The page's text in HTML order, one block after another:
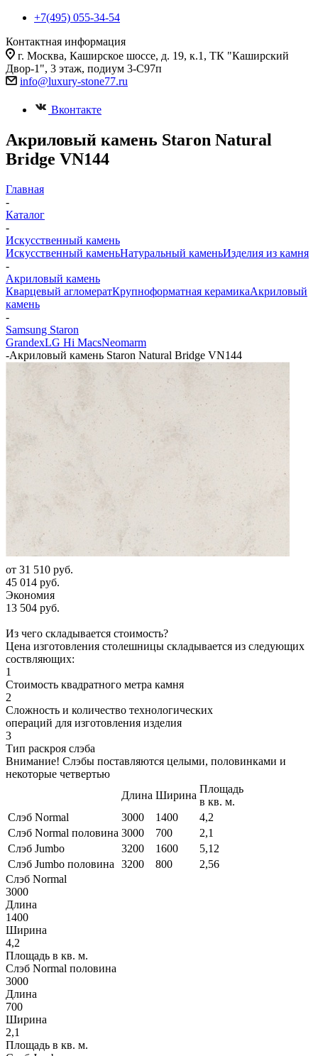
+7(495) 055-34-54
Контактная информация
г. Москва, Каширское шоссе, д. 19, к.1, ТК "Каширский
Двор-1", 3 этаж, подиум 3-С97п
info@luxury-stone77.ru
Вконтакте
Акриловый камень Staron Natural
Bridge VN144
Главная
-
Каталог
-
Искусственный камень
Искусственный каменьНатуральный каменьИзделия из камня
-
Акриловый камень
Кварцевый агломератКрупноформатная керамикаАкриловый
камень
-
Samsung Staron
GrandexLG Hi MacsNeomarm
-Акриловый камень Staron Natural Bridge VN144
от 31 510 руб.
45 014 руб.
Экономия
13 504 руб.
Из чего складывается стоимость?
Цена изготовления столешницы складывается из следующих
соствляющих:
1
Стоимость квадратного метра камня
2
Сложность и количество технологических
операций для изготовления изделия
3
Тип раскроя слэба
Внимание! Слэбы поставляются целыми, половинками и
некоторые четвертью
Длина Ширина
Площадь
в кв. м.
Слэб Normal
3000 1400
4,2
Слэб Normal половина 3000 700
2,1
Слэб Jumbo
3200 1600
5,12
Слэб Jumbo половина
3200 800
2,56
Слэб Normal
3000
Длина
1400
Ширина
4,2
Площадь в кв. м.
Слэб Normal половина
3000
Длина
700
Ширина
2,1
Площадь в кв. м.